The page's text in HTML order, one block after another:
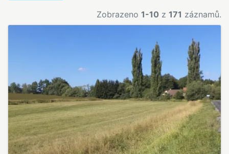
Zobrazeno 1-10 z 171 záznamů.